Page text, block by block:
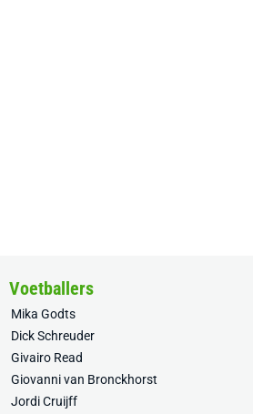
Voetballers
Mika Godts
Dick Schreuder
Givairo Read
Giovanni van Bronckhorst
Jordi Cruijff